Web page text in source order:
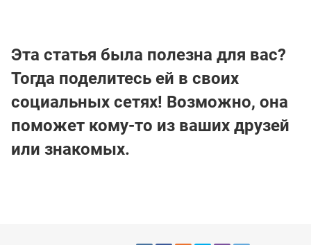
Эта статья была полезна для вас?
Тогда поделитесь ей в своих
социальных сетях! Возможно, она
поможет кому-то из ваших друзей
или знакомых.